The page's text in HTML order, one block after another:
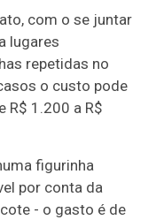
com o se juntar
lugares
repetidas no
o custo pode
R$ 1.200 a R$
figurinha
por conta da
- o gasto é de